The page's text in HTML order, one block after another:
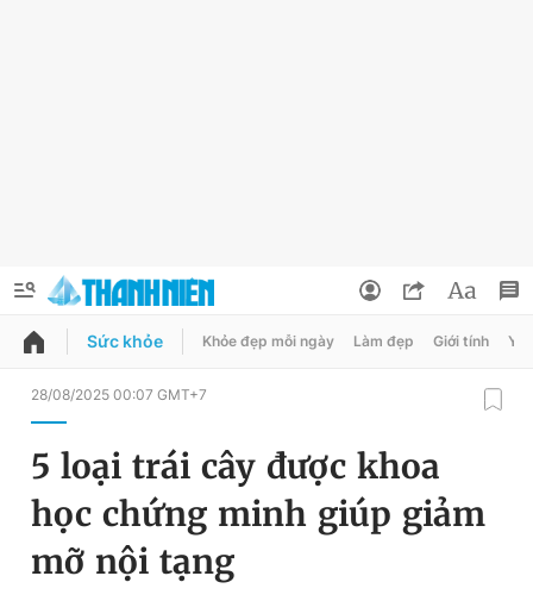
QUẢNG CÁO ĐẶT BÁO
Chuyên mục
Chuyên mục khác
Đổi mật khẩu
Tin đã lưu
Tin đã xem
Sức khỏe Khỏe đẹp mỗi ngày Làm đẹp Giới tính Y
28/08/2025 00:07 GMT+7
5 loại trái cây được khoa
học chứng minh giúp giảm
mỡ nội tạng